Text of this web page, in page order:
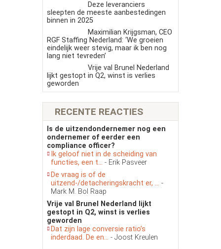
Deze leveranciers
sleepten de meeste aanbestedingen
binnen in 2025
Maximilian Krijgsman, CEO
RGF Staffing Nederland: ‘We groeien
eindelijk weer stevig, maar ik ben nog
lang niet tevreden’
Vrije val Brunel Nederland
lijkt gestopt in Q2, winst is verlies
geworden
RECENTE REACTIES
Is de uitzendondernemer nog een
ondernemer of eerder een
compliance officer?
Ik geloof niet in de scheiding van
functies, een t... - Erik Pasveer
De vraag is of de
uitzend-/detacheringskracht er, ... -
Mark M. Bol Raap
Vrije val Brunel Nederland lijkt
gestopt in Q2, winst is verlies
geworden
Dat zijn lage conversie ratio’s
inderdaad. De en... - Joost Kreulen